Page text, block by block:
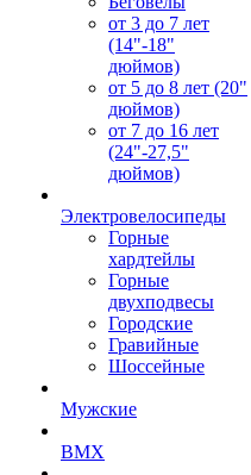
от 3 до 7 лет
(14"-18"
дюймов)
от 5 до 8 лет (20"
дюймов)
от 7 до 16 лет
(24"-27,5"
дюймов)
Электровелосипеды
Горные
хардтейлы
Горные
двухподвесы
Городские
Гравийные
Шоссейные
Мужские
BMX